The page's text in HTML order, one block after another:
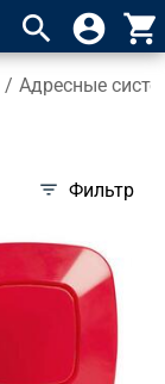
search account_circle shopping_cart
/ Адресные
filter_list Фильтр